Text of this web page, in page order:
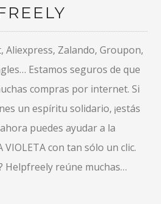
Zalando, Groupon,
Estamos seguros de que
compras por internet. Si
un espíritu solidario, ¡estás
puedes ayudar a la
VIOLETA con tan sólo un clic.
Helpfreely reúne muchas…